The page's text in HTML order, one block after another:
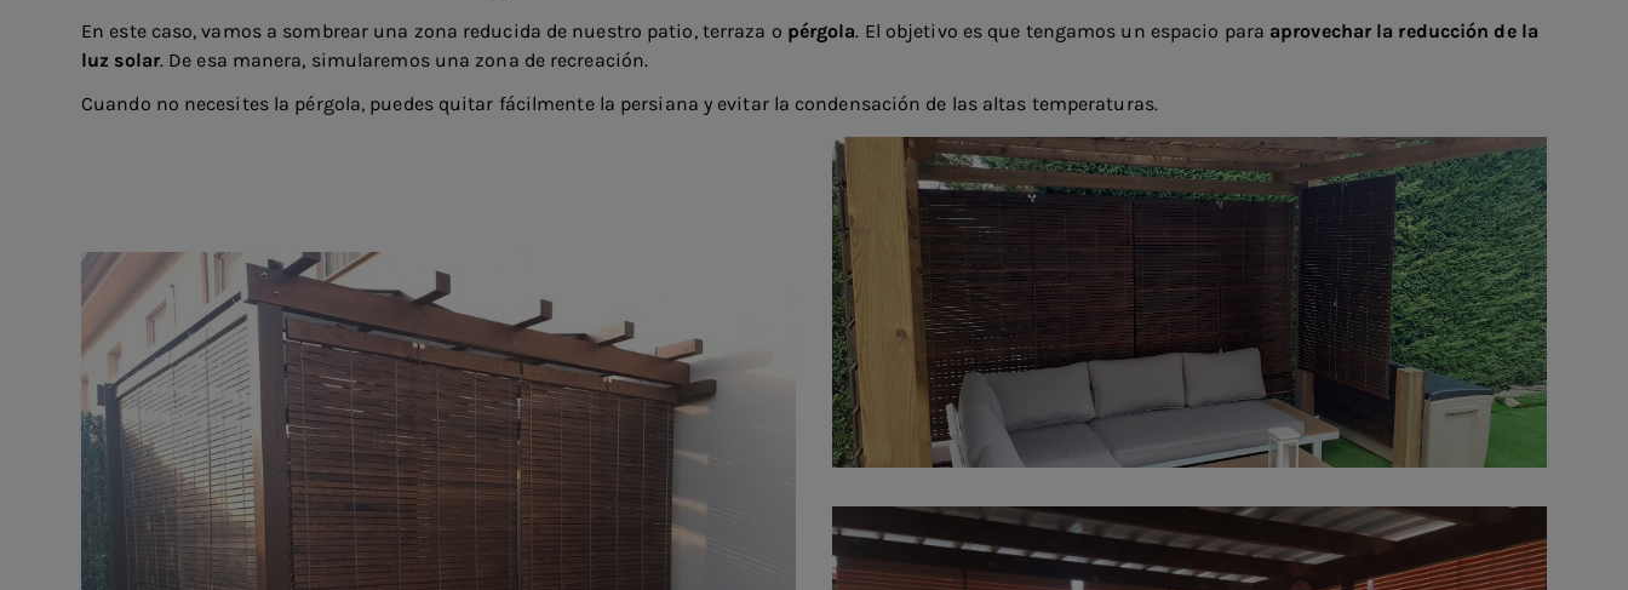
En este caso, vamos a sombrear una zona reducida de nuestro patio, terraza o pérgola. El objetivo es que tengamos un espacio para aprovechar la reducción de la
luz solar. De esa manera, simularemos una zona de recreación.
Cuando no necesites la pérgola, puedes quitar fácilmente la persiana y evitar la condensación de las altas temperaturas.